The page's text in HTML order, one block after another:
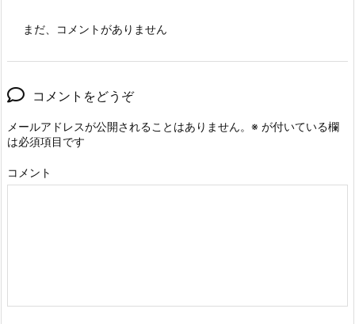
まだ、コメントがありません
コメントをどうぞ
メールアドレスが公開されることはありません。 ※ が付いている欄
は必須項目です
コメント